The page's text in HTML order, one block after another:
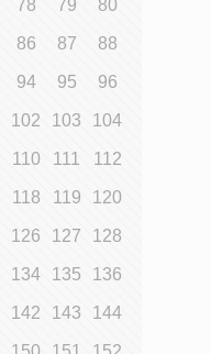
78 79 80
86 87 88
94 95 96
102 103 104
110 111 112
118 119 120
126 127 128
134 135 136
142 143 144